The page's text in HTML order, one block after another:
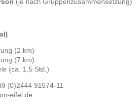
(2 km)
(7 km)
(ca. 1,5 Std.)
(0)2444 91574-11
eifel.de